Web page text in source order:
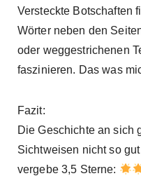
Versteckte Botschaften
Wörter neben den
oder weggestrichenen
faszinieren. Das was
Fazit:
Die Geschichte an sich
Sichtweisen nicht so
vergebe 3,5 Sterne: